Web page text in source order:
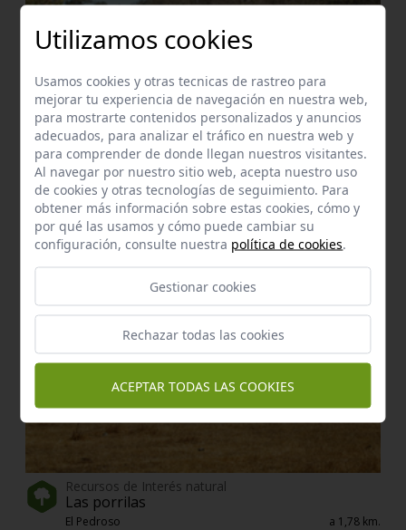
Sendero Señalizado
Arroyo de las caÑas
El Pedroso
Recursos de Interés natural
Las porrilas
El Pedroso a 1,78 km.
Utilizamos cookies
Usamos cookies y otras tecnicas de rastreo para
mejorar tu experiencia de navegación en nuestra web,
para mostrarte contenidos personalizados y anuncios
adecuados, para analizar el tráfico en nuestra web y
para comprender de donde llegan nuestros visitantes.
Al navegar por nuestro sitio web, acepta nuestro uso
de cookies y otras tecnologías de seguimiento. Para
obtener más información sobre estas cookies, cómo y
por qué las usamos y cómo puede cambiar su
configuración, consulte nuestra política de cookies.
Gestionar cookies
Rechazar todas las cookies
ACEPTAR TODAS LAS COOKIES